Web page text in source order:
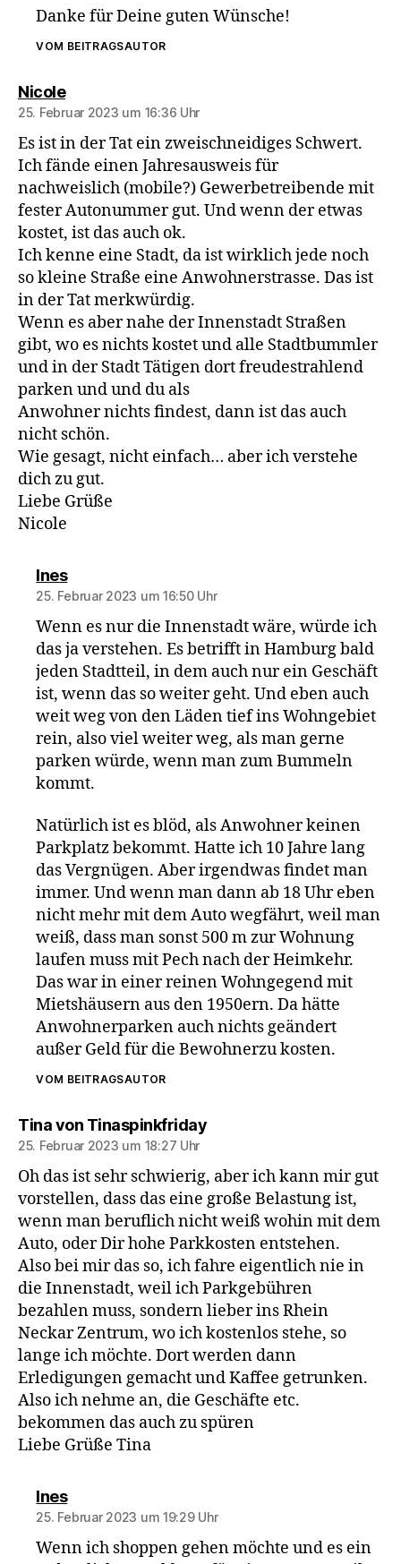
Danke für Deine guten Wünsche!
VOM BEITRAGSAUTOR
Nicolesagt:
25. Februar 2023 um 16:36 Uhr
Es ist in der Tat ein zweischneidiges Schwert.
Ich fände einen Jahresausweis für
nachweislich (mobile?) Gewerbetreibende mit
fester Autonummer gut. Und wenn der etwas
kostet, ist das auch ok.
Ich kenne eine Stadt, da ist wirklich jede noch
so kleine Straße eine Anwohnerstrasse. Das ist
in der Tat merkwürdig.
Wenn es aber nahe der Innenstadt Straßen
gibt, wo es nichts kostet und alle Stadtbummler
und in der Stadt Tätigen dort freudestrahlend
parken und und du als
Anwohner nichts findest, dann ist das auch
nicht schön.
Wie gesagt, nicht einfach… aber ich verstehe
dich zu gut.
Liebe Grüße
Nicole
Inessagt:
25. Februar 2023 um 16:50 Uhr
Wenn es nur die Innenstadt wäre, würde ich
das ja verstehen. Es betrifft in Hamburg bald
jeden Stadtteil, in dem auch nur ein Geschäft
ist, wenn das so weiter geht. Und eben auch
weit weg von den Läden tief ins Wohngebiet
rein, also viel weiter weg, als man gerne
parken würde, wenn man zum Bummeln
kommt.
Natürlich ist es blöd, als Anwohner keinen
Parkplatz bekommt. Hatte ich 10 Jahre lang
das Vergnügen. Aber irgendwas findet man
immer. Und wenn man dann ab 18 Uhr eben
nicht mehr mit dem Auto wegfährt, weil man
weiß, dass man sonst 500 m zur Wohnung
laufen muss mit Pech nach der Heimkehr.
Das war in einer reinen Wohngegend mit
Mietshäusern aus den 1950ern. Da hätte
Anwohnerparken auch nichts geändert
außer Geld für die Bewohnerzu kosten.
VOM BEITRAGSAUTOR
Tina von Tinaspinkfridaysagt:
25. Februar 2023 um 18:27 Uhr
Oh das ist sehr schwierig, aber ich kann mir gut
vorstellen, dass das eine große Belastung ist,
wenn man beruflich nicht weiß wohin mit dem
Auto, oder Dir hohe Parkkosten entstehen.
Also bei mir das so, ich fahre eigentlich nie in
die Innenstadt, weil ich Parkgebühren
bezahlen muss, sondern lieber ins Rhein
Neckar Zentrum, wo ich kostenlos stehe, so
lange ich möchte. Dort werden dann
Erledigungen gemacht und Kaffee getrunken.
Also ich nehme an, die Geschäfte etc.
bekommen das auch zu spüren
Liebe Grüße Tina
Inessagt:
25. Februar 2023 um 19:29 Uhr
Wenn ich shoppen gehen möchte und es ein